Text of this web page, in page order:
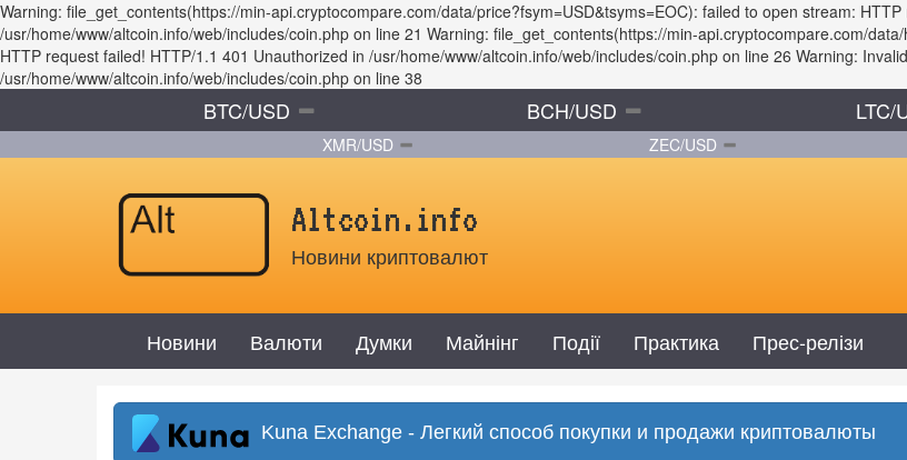
Warning: file_get_contents(https://min-api.cryptocompare.com/data/price?fsym=USD&tsyms=EOC): failed to open stream:
/usr/home/www/altcoin.info/web/includes/coin.php on line 21 Warning: file_get_contents(https://min-api.cryptocompare.com/
HTTP request failed! HTTP/1.1 401 Unauthorized in /usr/home/www/altcoin.info/web/includes/coin.php on line 26 Warning:
/usr/home/www/altcoin.info/web/includes/coin.php on line 38
BTC/USD BCH/USD LTC/
XMR/USD ZEC/USD
Altcoin.info
Новини криптовалют
Новини Валюти Думки Майнінг Події Практика Прес-релізи
Kuna Exchange - Легкий способ покупки и продажи криптовалюты